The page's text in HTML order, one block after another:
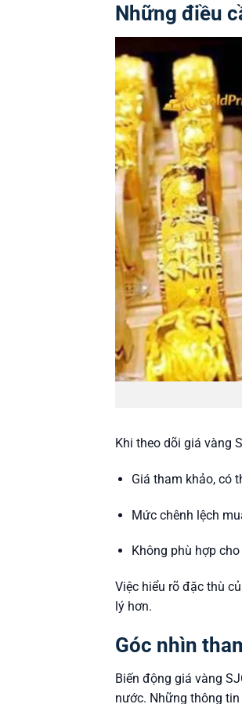
Những điều
Khi theo dõi giá vàng
Giá tham khảo, có
Mức chênh lệch
Không phù hợp
Việc hiểu rõ đặc thù
lý hơn.
Góc nhìn
Biến động giá vàng
nước. Những thông